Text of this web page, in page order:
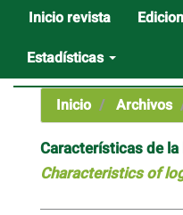
Inicio revista
Estadísticas
Inicio
Archivos
Características de
Characteristics of